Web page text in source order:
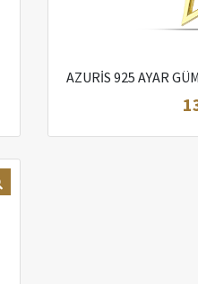
AZURİS 925 AYAR